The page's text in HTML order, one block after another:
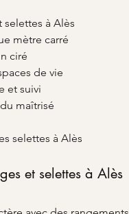
à Alès
mètre carré
ciré
de vie
et suivi
maîtrisé
selettes à Alès
et selettes à Alès